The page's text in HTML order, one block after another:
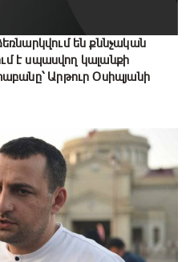
են քննչական
է սպասվող կալանքի
Արթուր Օսիպյանի